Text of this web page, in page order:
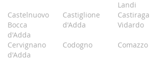
Landi
Castelnuovo
Bocca
d'Adda
Castiglione
d'Adda
Castiraga
Vidardo
Cervignano
d'Adda
Codogno Comazzo